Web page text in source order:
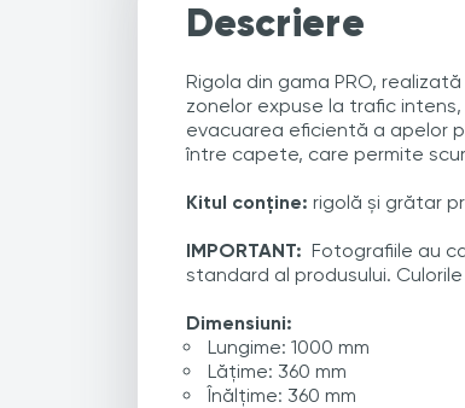
Descriere
Rigola din gama PRO,
zonelor expuse la trafic
evacuarea eficientă a apelor
între capete, care permite
Kitul conține: rigolă și grătar
IMPORTANT: Fotografiile au
standard al produsului.
Dimensiuni:
Lungime: 1000 mm
Lățime: 360 mm
Înălțime: 360 mm